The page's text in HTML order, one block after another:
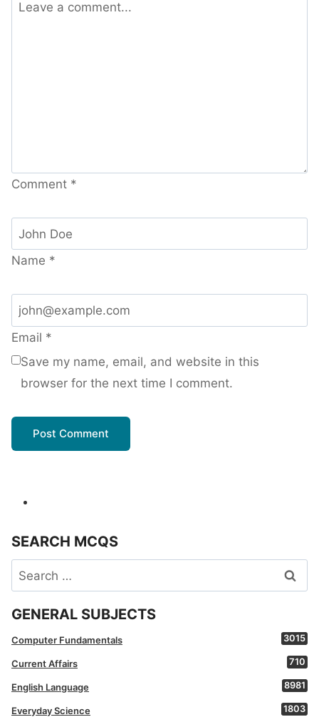
Comment *
Name *
Email *
Save my name, email, and website in this
browser for the next time I comment.
SEARCH MCQS
Search
for:
GENERAL SUBJECTS
Computer Fundamentals 3015
Current Affairs 710
English Language 8981
Everyday Science 1803